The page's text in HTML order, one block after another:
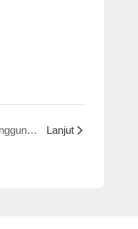
Pencetakan Termal Vs. Transfer Termal: Tip Penggunaan Lanjut